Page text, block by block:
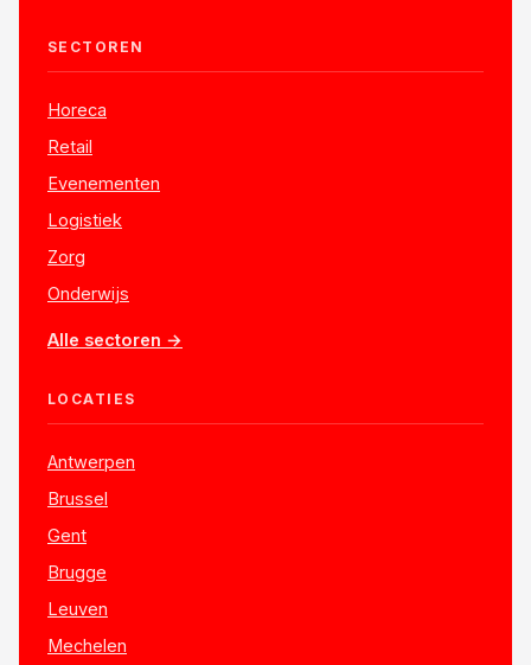
SECTOREN
Horeca
Retail
Evenementen
Logistiek
Zorg
Onderwijs
Alle sectoren →
LOCATIES
Antwerpen
Brussel
Gent
Brugge
Leuven
Mechelen